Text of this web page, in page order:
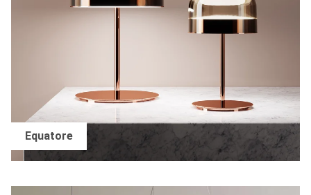
Equatore